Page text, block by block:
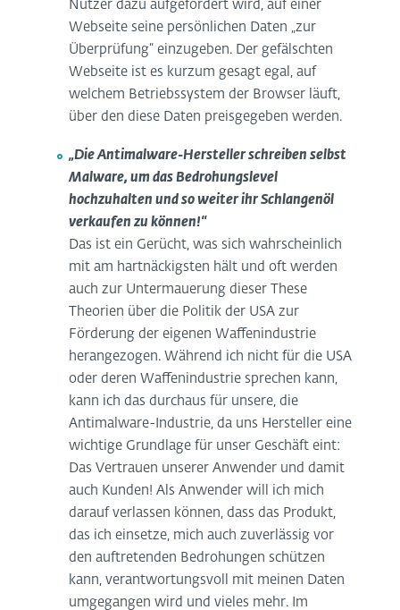
Nutzer dazu aufgefordert wird, auf einer
Webseite seine persönlichen Daten „zur
Überprüfung“ einzugeben. Der gefälschten
Webseite ist es kurzum gesagt egal, auf
welchem Betriebssystem der Browser läuft,
über den diese Daten preisgegeben werden.
„Die Antimalware-Hersteller schreiben selbst
Malware, um das Bedrohungslevel
hochzuhalten und so weiter ihr Schlangenöl
verkaufen zu können!“
Das ist ein Gerücht, was sich wahrscheinlich
mit am hartnäckigsten hält und oft werden
auch zur Untermauerung dieser These
Theorien über die Politik der USA zur
Förderung der eigenen Waffenindustrie
herangezogen. Während ich nicht für die USA
oder deren Waffenindustrie sprechen kann,
kann ich das durchaus für unsere, die
Antimalware-Industrie, da uns Hersteller eine
wichtige Grundlage für unser Geschäft eint:
Das Vertrauen unserer Anwender und damit
auch Kunden! Als Anwender will ich mich
darauf verlassen können, dass das Produkt,
das ich einsetze, mich auch zuverlässig vor
den auftretenden Bedrohungen schützen
kann, verantwortungsvoll mit meinen Daten
umgegangen wird und vieles mehr. Im